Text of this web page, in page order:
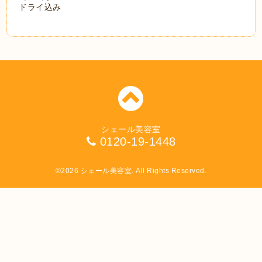
ドライ込み
シェール美容室
0120-19-1448
©2026 シェール美容室. All Rights Reserved.